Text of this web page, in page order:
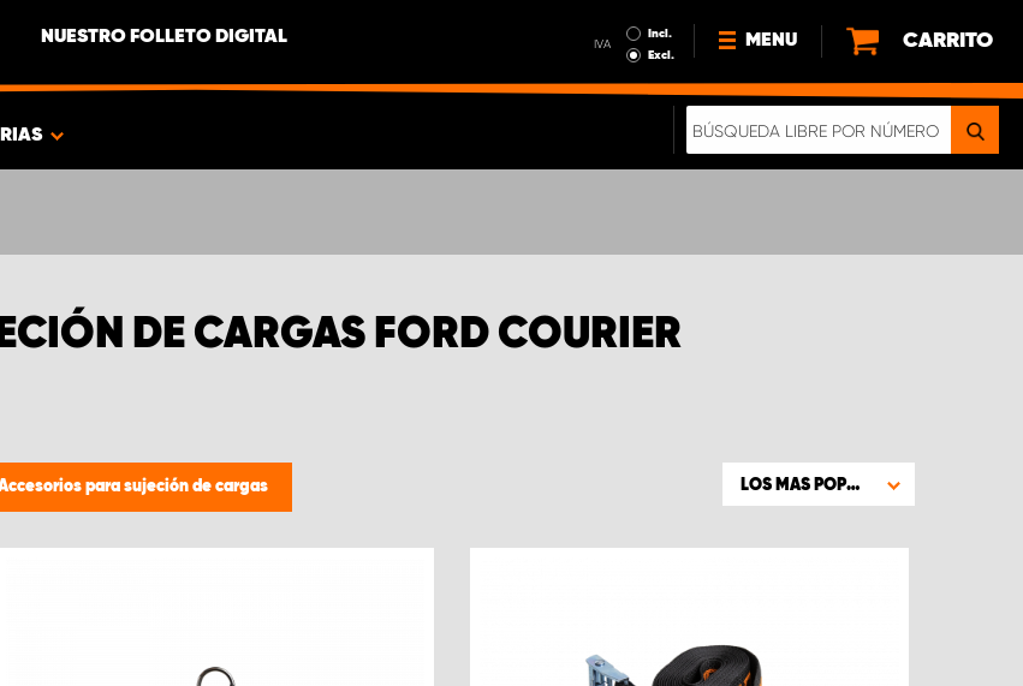
NUESTRO FOLLETO DIGITAL IVA
Incl.
Excl.
MENU
NOTICIAS
CARRITO
DE CARGAS FORD COURIER
para sujeción de cargas LOS MAS POPULARES